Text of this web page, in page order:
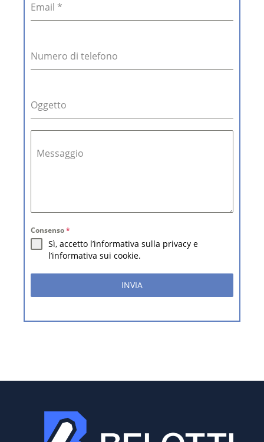
Email *
Numero di telefono
Oggetto
Messaggio
Consenso*
Sì, accetto l’informativa sulla privacy e
l’informativa sui cookie.
INVIA